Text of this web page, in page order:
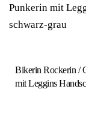
Bikerin Rockerin /
mit Leggins